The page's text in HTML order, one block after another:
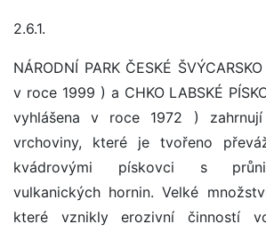
2.6.1.
NÁRODNÍ PARK ČESKÉ
v roce 1999 ) a CHKO LABSKÉ
vyhlášena v roce 1972 ) zahrnují
vrchoviny, které je tvořeno
kvádrovými pískovci s
vulkanických hornin. Velké
které vznikly erozivní činností